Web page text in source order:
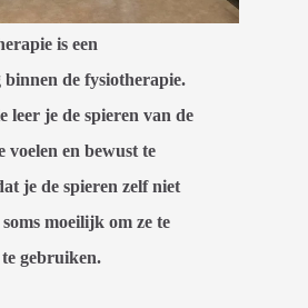
is een
de fysiotherapie.
leer je de spieren van de
voelen en bewust te
je de spieren zelf niet
moeilijk om ze te
gebruiken.